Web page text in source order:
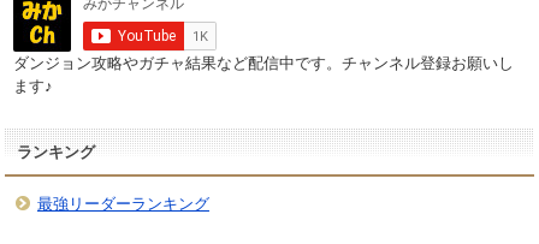
ダンジョン攻略やガチャ結果など配信中です。チャンネル登録お願いし
ます♪
ランキング
最強リーダーランキング